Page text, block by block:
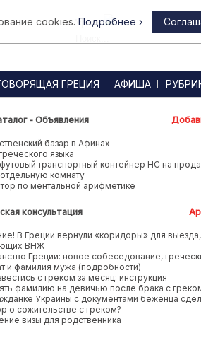
Афины
ГРЕЦИЯ АФИША
- Объявления
базар в Афинах
языка
транспортный контейнер HC на
комнату
по ментальной арифметике
консультация
В Греции вернули «коридоры» для выезда,
ВНЖ
Греции: новое собеседование,
и фамилия мужа (подробности)
с греком за месяц: инструкция
фамилию на девичью после брака с
Украины с документами беженца
о сожительстве с греком?
визы для родственника
cookies. Подробнее ›